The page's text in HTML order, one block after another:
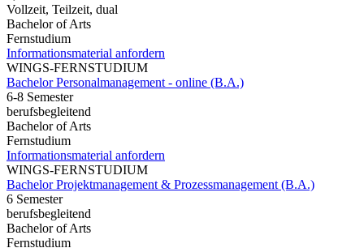
Vollzeit, Teilzeit, dual
Bachelor of Arts
Fernstudium
Informationsmaterial anfordern
WINGS-FERNSTUDIUM
Bachelor Personalmanagement - online (B.A.)
6-8 Semester
berufsbegleitend
Bachelor of Arts
Fernstudium
Informationsmaterial anfordern
WINGS-FERNSTUDIUM
Bachelor Projektmanagement & Prozessmanagement (B.A.)
6 Semester
berufsbegleitend
Bachelor of Arts
Fernstudium